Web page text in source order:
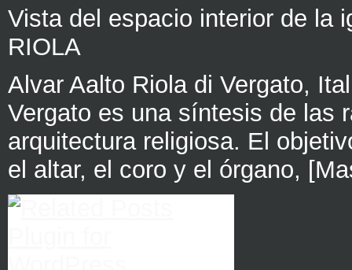
Vista del espacio interior de la
RIOLA
Alvar Aalto Riola di Vergato,
Vergato es una síntesis de las
arquitectura religiosa. El
el altar, el coro y el órgano,